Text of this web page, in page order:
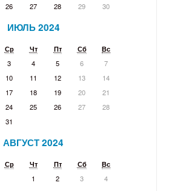
26 27 28 29 30
ИЮЛЬ 2024
Ср Чт Пт Сб
Вс
3 4 5 6
7
10 11 12 13
14
17 18 19 20
21
24 25 26 27
28
31
АВГУСТ 2024
Ср Чт Пт Сб
Вс
1
2 3
4